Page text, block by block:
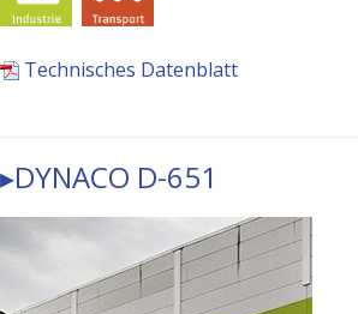
Technisches Datenblatt
▸DYNACO D-651